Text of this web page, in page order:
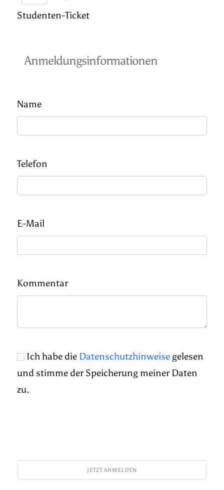
Studenten-Ticket
Anmeldungsinformationen
Name
Telefon
E-Mail
Kommentar
Ich habe die Datenschutzhinweise gelesen
und stimme der Speicherung meiner Daten
zu.